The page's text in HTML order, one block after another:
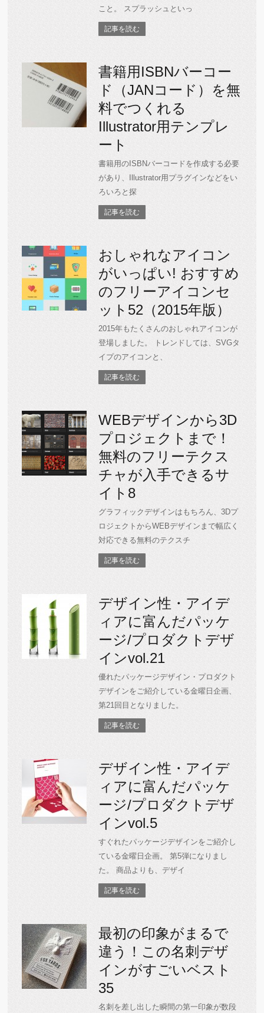
こと。 スプラッシュといっ
記事を読む
書籍用ISBNバーコー
ド（JANコード）を無
料でつくれる
Illustrator用テンプレ
ート
書籍用のISBNバーコードを作成する必要
があり、Illustrator用プラグインなどをい
ろいろと探
記事を読む
おしゃれなアイコン
がいっぱい! おすすめ
のフリーアイコンセ
ット52（2015年版）
2015年もたくさんのおしゃれアイコンが
登場しました。 トレンドしては、SVGタ
イプのアイコンと、
記事を読む
WEBデザインから3D
プロジェクトまで！
無料のフリーテクス
チャが入手できるサ
イト8
グラフィックデザインはもちろん、3Dプ
ロジェクトからWEBデザインまで幅広く
対応できる無料のテクスチ
記事を読む
デザイン性・アイデ
ィアに富んだパッケ
ージ/プロダクトデザ
インvol.21
優れたパッケージデザイン・プロダクト
デザインをご紹介している金曜日企画、
第21回目となりました。
記事を読む
デザイン性・アイデ
ィアに富んだパッケ
ージ/プロダクトデザ
インvol.5
すぐれたパッケージデザインをご紹介し
ている金曜日企画。 第5弾になりまし
た。 商品よりも、デザイ
記事を読む
最初の印象がまるで
違う！この名刺デザ
インがすごいベスト
35
名刺を差し出した瞬間の第一印象が数段